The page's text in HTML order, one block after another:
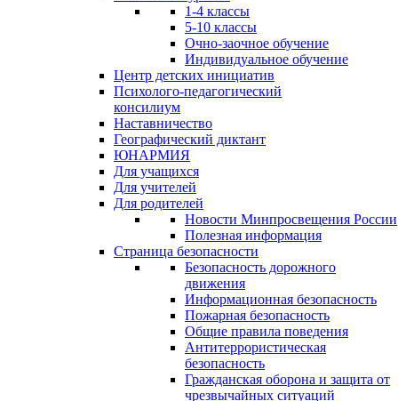
1-4 классы
5-10 классы
Очно-заочное обучение
Индивидуальное обучение
Центр детских инициатив
Психолого-педагогический
консилиум
Наставничество
Географический диктант
ЮНАРМИЯ
Для учащихся
Для учителей
Для родителей
Новости Минпросвещения России
Полезная информация
Страница безопасности
Безопасность дорожного
движения
Информационная безопасность
Пожарная безопасность
Общие правила поведения
Антитеррористическая
безопасность
Гражданская оборона и защита от
чрезвычайных ситуаций